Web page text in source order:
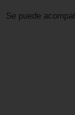
Se puede